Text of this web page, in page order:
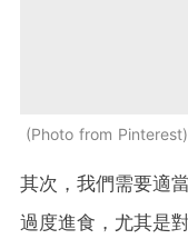
Photo from Pinterest
其次，我們需要適
過度進食，尤其是